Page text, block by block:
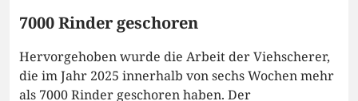
7000 Rinder geschoren
Hervorgehoben wurde die Arbeit der Viehscherer,
die im Jahr 2025 innerhalb von sechs Wochen mehr
als 7000 Rinder geschoren haben. Der